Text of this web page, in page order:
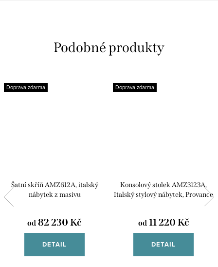
Doprava zdarma
Šatní skříň AMZ612A, italský
nábytek z masivu
od 82 230 Kč
DETAIL
Doprava zdarma
Konsolový stolek AMZ3123A,
Italský stylový nábytek, Provance
od11 220 Kč
DETAIL